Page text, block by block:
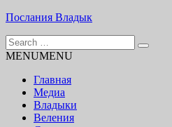
Skip
content
Послания Владык
Основу сайта представляют
Search
for:
MENUMENU
Главная
Медиа
Владыки
Веления